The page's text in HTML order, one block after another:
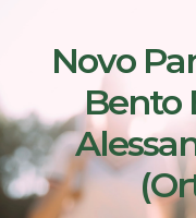
Novo
Bento